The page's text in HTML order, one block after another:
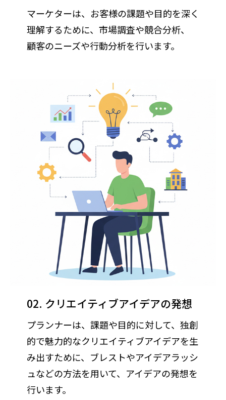
マーケターは、お客様の課題や目的を深く
理解するために、市場調査や競合分析、
顧客のニーズや行動分析を行います。
02. クリエイティブアイデアの発想
プランナーは、課題や目的に対して、独創
的で魅力的なクリエイティブアイデアを生
み出すために、ブレストやアイデアラッシ
ュなどの方法を用いて、アイデアの発想を
行います。